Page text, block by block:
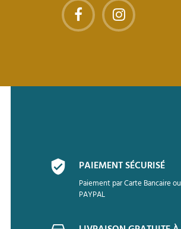
PAIEMENT SÉCURISÉ
Paiement par Carte Bancaire ou
PAYPAL